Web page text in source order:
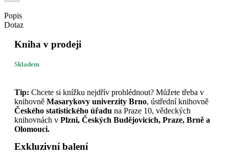
Popis
Dotaz
Kniha v prodeji
Skladem
Tip: Chcete si knížku nejdřív prohlédnout? Můžete třeba v
knihovně Masarykovy univerzity Brno, ústřední knihovně
Českého statistického úřadu na Praze 10, vědeckých
knihovnách v Plzni, Českých Budějovicích, Praze, Brně a
Olomouci.
Exkluzivní balení